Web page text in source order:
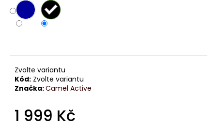
Zvolte variantu
Kód: Zvolte variantu
Značka:Camel Active
1 999 Kč
j